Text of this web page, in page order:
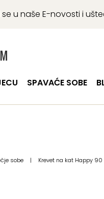
se u naše E-novosti i
SPAVAĆE SOBE
sobe | Krevet na kat Happy 90